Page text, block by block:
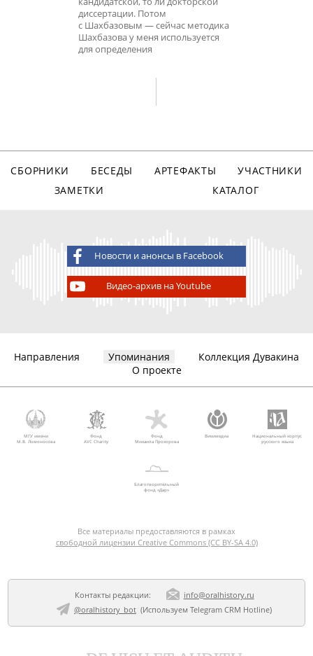
диссертации. Потом
с Шахбазовым — сейчас методика
Шахбазова у меня используется
для определения
СБОРНИКИ БЕСЕДЫ АРТЕФАКТЫ
УЧАСТНИКИ
ЗАМЕТКИ
КАТАЛОГ
Новости и анонсы в Facebook
Видео-архив на Youtube
Направления Упоминания
Коллекция Дувакина
О проекте
МГУ имени
М.В. Ломоносова
Фонд
AVC Charity
Фонд
Михаила Прохорова
Викимедиа
Национальный корпус
русского языка
Благотворительный
фонд «Дар»
Все материалы предоставляются в рамках
свободной лицензии Creative Commons (CC BY-SA 4.0)
Контакты редакции:
info@oralhistory.ru
@oralhistory_bot(Используем Telegram CRM Hotline)